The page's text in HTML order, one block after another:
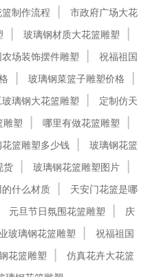
制作流程
市政府广场大花
玻璃钢材质大花篮雕塑
场装饰摆件雕塑
祝福祖国
玻璃钢菜篮子雕塑价格
玻璃钢大花篮雕塑
定制仿天
雕塑
哪里有做花篮雕塑
篮雕塑多少钱
玻璃钢花篮
货
玻璃钢花篮雕塑图片
什么材质
天安门花篮是哪
元旦节日氛围花篮雕塑
庆
玻璃钢花篮雕塑
祝福祖国
花篮雕塑
仿真花卉大花篮